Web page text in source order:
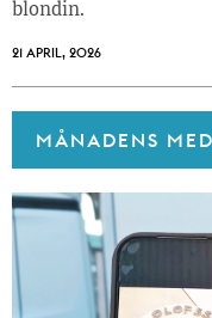
blondin.
21 APRIL, 2026
MÅNADENS